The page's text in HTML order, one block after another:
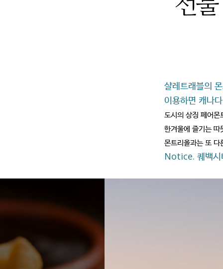
샬레트래블의
이용하면 캐나
도시의 상징 페어
한겨울에 즐기는
몬트리올과는 또 다
Notice. 퀘백시